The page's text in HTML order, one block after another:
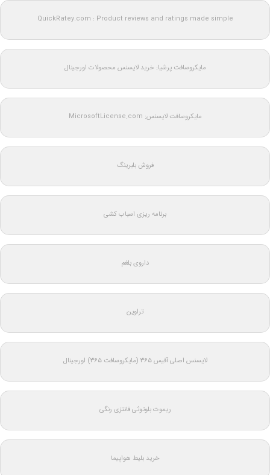
QuickRatey.com : Product reviews and ratings made simple
مایکروسافت پرشیا: خرید لایسنس محصولات اورجینال
مایکروسافت لایسنس: MicrosoftLicense.com
فروش بلبرینگ
برنامه ریزی اسباب کشی
داروی بلغم
تراوین
لایسنس اصلی آفیس ۳۶۵ (مایکروسافت ۳۶۵) اورجینال
ریموت بلوتوثی فانتزی رنگی
خرید بلیط هواپیما